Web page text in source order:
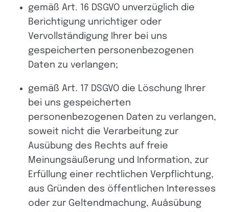
gemäß Art. 16 DSGVO unverzüglich die
Berichtigung unrichtiger oder
Vervollständigung Ihrer bei uns
gespeicherten personenbezogenen
Daten zu verlangen;
gemäß Art. 17 DSGVO die Löschung Ihrer
bei uns gespeicherten
personenbezogenen Daten zu verlangen,
soweit nicht die Verarbeitung zur
Ausübung des Rechts auf freie
Meinungsäußerung und Information, zur
Erfüllung einer rechtlichen Verpflichtung,
aus Gründen des öffentlichen Interesses
oder zur Geltendmachung, Auåsübung